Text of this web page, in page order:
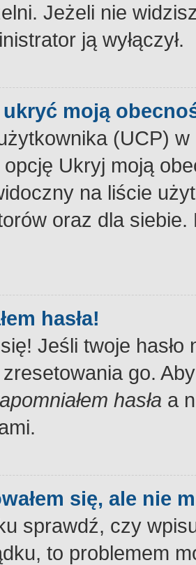
Jeżeli nie
ją wyłączył.
moją
(UCP) w
Ukryj moją
na liście
oraz dla
hasła!
Jeśli twoje
go.
hasła a
się, ale nie
sprawdź, czy
to problemem